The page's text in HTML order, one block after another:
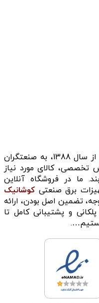
از سال 1388، به صنعتگران
کالای مورد نیاز
ما در فروشگاه آنلاین
برق صنعتی کوشانیک
بازگشت وجه، تضمین اصل بودن، ارائه
و پشتیبانی کامل تا
هستیم….